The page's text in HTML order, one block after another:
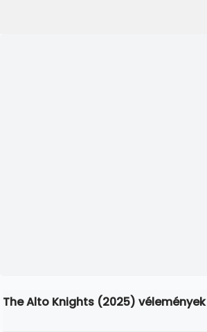
The Alto Knights (2025) vélemények